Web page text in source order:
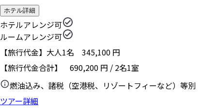
ホテル詳細
ホテルアレンジ可
ルームアレンジ可
【旅行代金】大人1名 345,100 円
【旅行代金合計】 690,200 円 / 2名1室
燃油込み、諸税（空港税、リゾートフィーなど）等別
ツアー詳細